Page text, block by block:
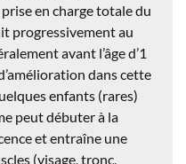
en charge totale du
progressivement au
avant l’âge d’1
dans cette
enfants (rares)
peut débuter à la
et entraîne une
(visage, tronc,